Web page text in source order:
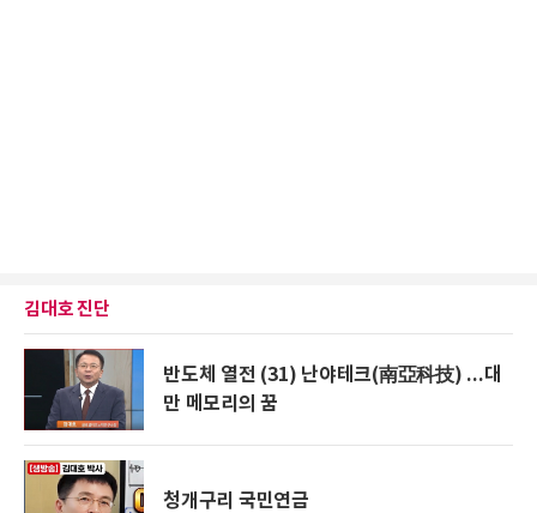
김대호 진단
반도체 열전 (31) 난야테크(南亞科技) ...대
만 메모리의 꿈
청개구리 국민연금